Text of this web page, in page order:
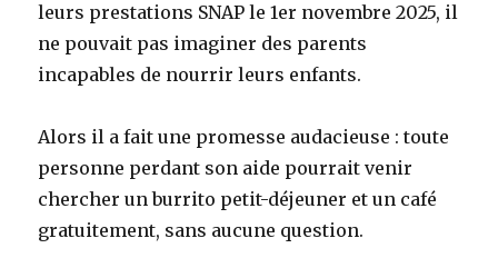
leurs prestations SNAP le 1er novembre 2025, il
ne pouvait pas imaginer des parents
incapables de nourrir leurs enfants.
Alors il a fait une promesse audacieuse : toute
personne perdant son aide pourrait venir
chercher un burrito petit-déjeuner et un café
gratuitement, sans aucune question.